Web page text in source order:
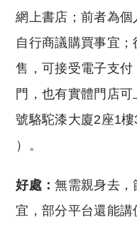
網上書店；前者為
自行商議購買事宜
售，可接受電子支
門，也有實體門店
號駱駝漆大廈2座1
）。
好處：無需親身去，
宜，部分平台還能